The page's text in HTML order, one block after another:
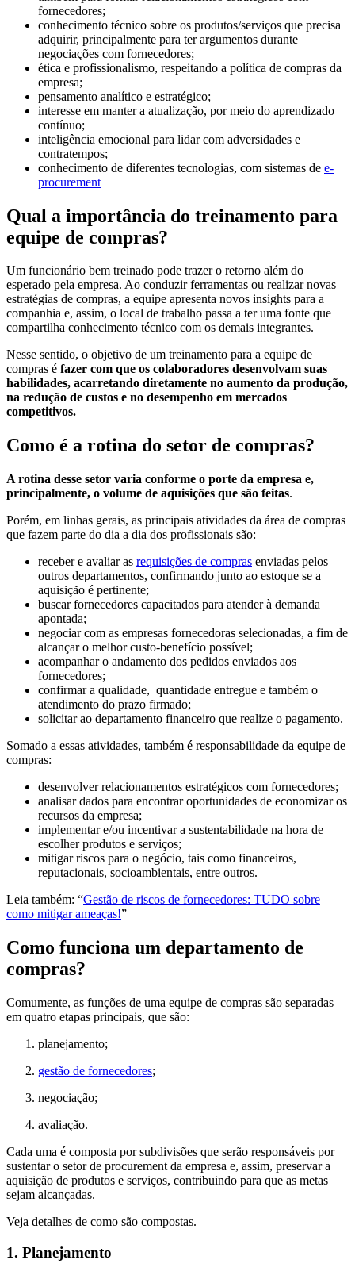
fornecedores;
conhecimento técnico sobre os produtos/serviços que precisa
adquirir, principalmente para ter argumentos durante
negociações com fornecedores;
ética e profissionalismo, respeitando a política de compras da
empresa;
pensamento analítico e estratégico;
interesse em manter a atualização, por meio do aprendizado
contínuo;
inteligência emocional para lidar com adversidades e
contratempos;
conhecimento de diferentes tecnologias, com sistemas de e-
procurement
Qual a importância do treinamento para
equipe de compras?
Um funcionário bem treinado pode trazer o retorno além do
esperado pela empresa. Ao conduzir ferramentas ou realizar novas
estratégias de compras, a equipe apresenta novos insights para a
companhia e, assim, o local de trabalho passa a ter uma fonte que
compartilha conhecimento técnico com os demais integrantes.
Nesse sentido, o objetivo de um treinamento para a equipe de
compras é fazer com que os colaboradores desenvolvam suas
habilidades, acarretando diretamente no aumento da produção,
na redução de custos e no desempenho em mercados
competitivos.
Como é a rotina do setor de compras?
A rotina desse setor varia conforme o porte da empresa e,
principalmente, o volume de aquisições que são feitas.
Porém, em linhas gerais, as principais atividades da área de compras
que fazem parte do dia a dia dos profissionais são:
receber e avaliar as requisições de compras enviadas pelos
outros departamentos, confirmando junto ao estoque se a
aquisição é pertinente;
buscar fornecedores capacitados para atender à demanda
apontada;
negociar com as empresas fornecedoras selecionadas, a fim de
alcançar o melhor custo-benefício possível;
acompanhar o andamento dos pedidos enviados aos
fornecedores;
confirmar a qualidade, quantidade entregue e também o
atendimento do prazo firmado;
solicitar ao departamento financeiro que realize o pagamento.
Somado a essas atividades, também é responsabilidade da equipe de
compras:
desenvolver relacionamentos estratégicos com fornecedores;
analisar dados para encontrar oportunidades de economizar os
recursos da empresa;
implementar e/ou incentivar a sustentabilidade na hora de
escolher produtos e serviços;
mitigar riscos para o negócio, tais como financeiros,
reputacionais, socioambientais, entre outros.
Leia também: “Gestão de riscos de fornecedores: TUDO sobre
como mitigar ameaças!”
Como funciona um departamento de
compras?
Comumente, as funções de uma equipe de compras são separadas
em quatro etapas principais, que são:
planejamento;
gestão de fornecedores;
negociação;
avaliação.
Cada uma é composta por subdivisões que serão responsáveis por
sustentar o setor de procurement da empresa e, assim, preservar a
aquisição de produtos e serviços, contribuindo para que as metas
sejam alcançadas.
Veja detalhes de como são compostas.
1. Planejamento